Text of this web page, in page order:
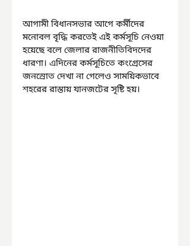
আগামী বিধানসভার আগে কর্মীদের
মনোবল বৃদ্ধি করতেই এই কর্মসূচি নেওয়া
হয়েছে বলে জেলার রাজনীতিবিদদের
ধারণা। এদিনের কর্মসূচিতে কংগ্রেসের
জনস্রোত দেখা না গেলেও সাময়িকভাবে
শহরের রাস্তায় যানজটের সৃষ্টি হয়।